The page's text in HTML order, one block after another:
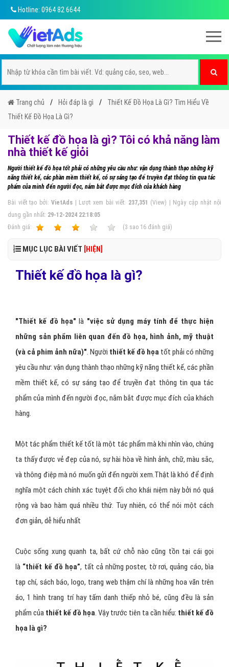
Hotline: 0964 82 6644
Trang chủ Hỏi đáp là gì
Thiết Kế Đồ Họa Là Gì? Tìm Hiểu Về
Thiết Kế Đồ Họa Là Gì?
Thiết kế đồ họa là gì? Tôi có khả năng làm
nhà thiết kế giỏi
Người thiết kế đồ họa tốt phải có những yêu cầu như: vận dụng thành thạo những kỹ
năng thiết kế, các phần mềm thiết kế, có sự sáng tạo để truyền đạt thông tin qua tác
phẩm của mình đến người đọc, nắm bắt được mục đích của khách hàng
Bài viết tạo bởi:VietAds | Lượt xem bài viết: 237,351 (View) | Ngày cập nhật nội
dung gần nhất: 29-12-2024 22:18:05
Ðánh giá:
(3 sao 16 đánh giá)
MỤC LỤC BÀI VIẾT [HIỆN]
Thiết kế đồ họa là gì?
"Thiết kế đồ họa" là "việc sử dụng máy tính để thực hiện
những sản phẩm liên quan đến đồ họa, hình ảnh, mỹ thuật
(và cả phim ảnh nữa)". Người thiết kế đồ họa tốt phải có những
yêu cầu như: vận dụng thành thạo những kỹ năng thiết kế, các phần
mềm thiết kế, có sự sáng tạo để truyền đạt thông tin qua tác
phẩm của mình đến người đọc, nắm bắt được mục đích của khách
hàng.
Một tác phẩm thiết kế tốt là một tác phẩm mà khi nhìn vào, chúng
ta thấy được vẻ đẹp của nó, sự hài hòa về hình ảnh, chữ, màu sắc,
và thông điệp mà nó muốn gửi đến người xem.Thật là khó để định
nghĩa một cách chính xác tuyệt đối cho khái niệm này bởi nó quá
rộng và bao hàm quá nhiều thứ. Tuy nhiên, có thể nói một cách
đơn giản, dễ hiểu nhất
Cuộc sống xung quanh ta, bất cứ chỗ nào cũng tồn tại cái gọi
là “thiết kế đồ họa”, tất cả những poster, tờ rơi, quảng cáo, bìa
tạp chí, sách báo, logo, trang web thậm chí là những hoa văn trên
áo, 1 hình trang trí hay tấm danh thiếp nhỏ bé, cũng đều là sản
phẩm của thiết kế đồ họa. Vậy trước tiên ta cần hiểu: thiết kế đồ
họa là gì?